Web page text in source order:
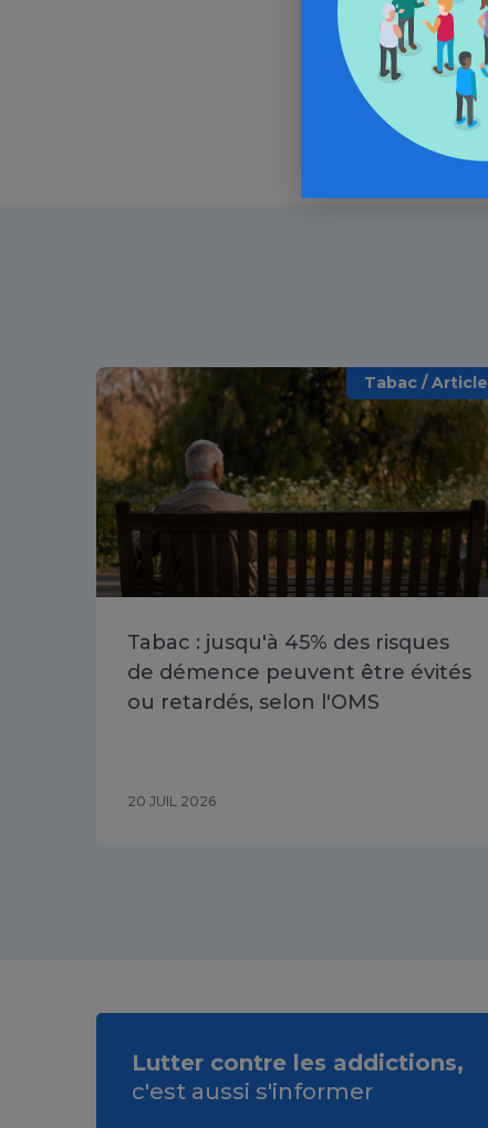
Tabac / Article
Tabac : jusqu'à 45% des risques
de démence peuvent être évités
ou retardés, selon l'OMS
20 JUIL 2026
Lutter contre les addictions,
c'est aussi s'informer